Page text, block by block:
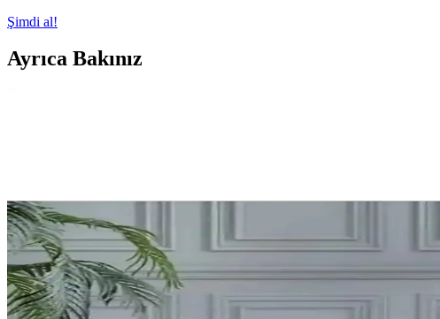
Şimdi al!
Ayrıca Bakınız
Adel Sakura ve NaSaDAN Pati Silgi Karşılaştırması:
Adel Sakura ve NaSaDAN Pati Silgi'nin özelliklerini, kullanıcı yorumlarını
Çocuklar İçin Sportaj Işıklı Patenler Karşılaştırması ve En
Bu makalede, iki popüler Sportaj ışıklı çocuk pateni detaylarıyla